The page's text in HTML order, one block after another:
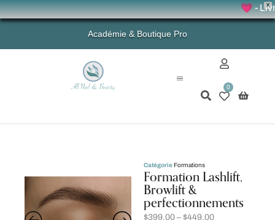
X
💗 -
Académie & Boutique Pro
0
CatégorieFormations
Formation Lashlift,
Browlift &
perfectionnements
$399.00 – $449.00